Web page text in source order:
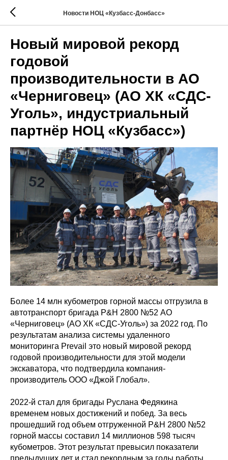
Новости НОЦ «Кузбасс-Донбасс»
Новый мировой рекорд
годовой
производительности в АО
«Черниговец» (АО ХК «СДС-
Уголь», индустриальный
партнёр НОЦ «Кузбасс»)
Более 14 млн кубометров горной массы отгрузила в
автотранспорт бригада P&H 2800 №52 АО
«Черниговец» (АО ХК «СДС-Уголь») за 2022 год. По
результатам анализа системы удаленного
мониторинга Prevail это новый мировой рекорд
годовой производительности для этой модели
экскаватора, что подтвердила компания-
производитель ООО «Джой Глобал».
2022-й стал для бригады Руслана Федякина
временем новых достижений и побед. За весь
прошедший год объем отгруженной P&H 2800 №52
горной массы составил 14 миллионов 598 тысяч
кубометров. Этот результат превысил показатели
предыдущих лет и стал рекордным за годы работы